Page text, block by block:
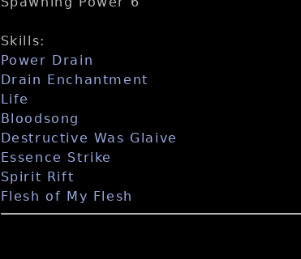
Skills:
Power Drain
Drain Enchantment
Life
Bloodsong
Destructive Was Glaive
Essence Strike
Spirit Rift
Flesh of My Flesh